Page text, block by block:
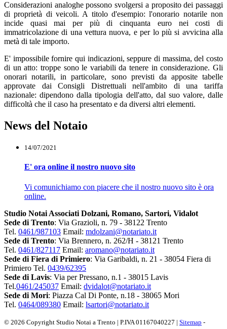
Considerazioni analoghe possono svolgersi a proposito dei passaggi
di proprietà di veicoli. A titolo d'esempio: l'onorario notarile non
incide quasi mai per più di cinquanta euro nei costi di
immatricolazione di una vettura nuova, e per lo più si avvicina alla
metà di tale importo.
E' impossibile fornire qui indicazioni, seppure di massima, del costo
di un atto: troppe sono le variabili da tenere in considerazione. Gli
onorari notarili, in particolare, sono previsti da apposite tabelle
approvate dai Consigli Distrettuali nell'ambito di una tariffa
nazionale: dipendono dalla tipologia dell'atto, dal suo valore, dalle
difficoltà che il caso ha presentato e da diversi altri elementi.
News del Notaio
14/07/2021
E' ora online il nostro nuovo sito
Vi comunichiamo con piacere che il nostro nuovo sito è ora
online.
Studio Notai Associati Dolzani, Romano, Sartori, Vidalot
Sede di Trento: Via Grazioli, n. 79 - 38122 Trento
Tel. 0461/987103 Email: mdolzani@notariato.it
Sede di Trento: Via Brennero, n. 262/H - 38121 Trento
Tel. 0461/827117 Email: aromano@notariato.it
Sede di Fiera di Primiero: Via Garibaldi, n. 21 - 38054 Fiera di
Primiero Tel. 0439/62395
Sede di Lavis: Via per Pressano, n.1 - 38015 Lavis
Tel.0461/245037 Email: dvidalot@notariato.it
Sede di Mori: Piazza Cal Di Ponte, n.18 - 38065 Mori
Tel. 0464/089380 Email: lsartori@notariato.it
© 2026 Copyright Studio Notai a Trento | P.IVA 01167040227 | Sitemap -